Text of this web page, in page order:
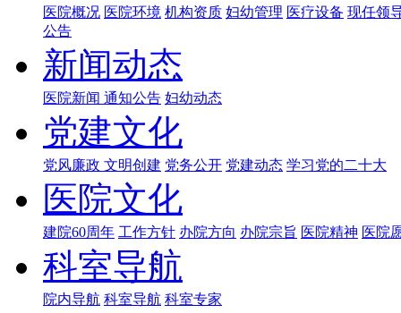
医院概况 医院环境 机构资质 妇幼管理 医疗设备 现任领
公告
新闻动态
医院新闻 通知公告 妇幼动态
党建文化
党风廉政 文明创建 党务公开 党建动态 学习党的二十大
医院文化
建院60周年 工作方针 办院方向 办院宗旨 医院精神 医院
科室导航
院内导航 科室导航 科室专家